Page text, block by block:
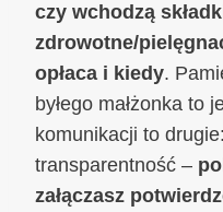
czy wchodzą
zdrowotne/
opłaca i kiedy.
byłego małżonka to
komunikacji to
transparentność –
załączasz